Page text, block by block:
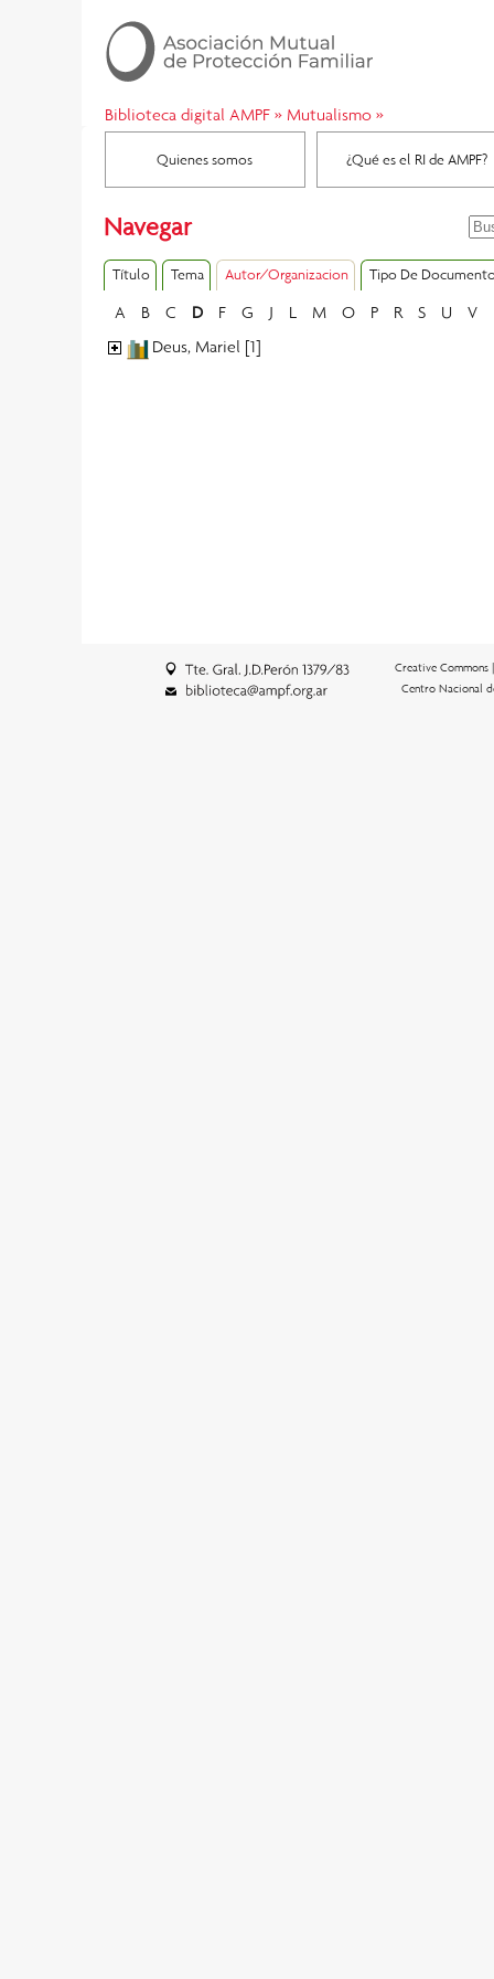
Biblioteca digital AMPF» Mutualismo»
Quienes somos ¿Qué es el RI de AMPF?
Navegar
Título Tema Autor/Organizacion Tipo De
A B C D F G J L M O P R S U
V
Deus, Mariel [1]
Creative Commons
Centro Nacional